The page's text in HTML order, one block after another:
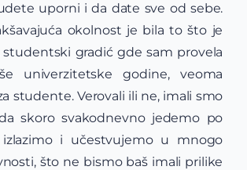
uporni i da date sve od sebe.
okolnost je bila to što je
studentski gradić gde sam provela
univerzitetske godine, veoma
studente. Verovali ili ne, imali smo
skoro svakodnevno jedemo po
izlazimo i učestvujemo u mnogo
što ne bismo baš imali prilike